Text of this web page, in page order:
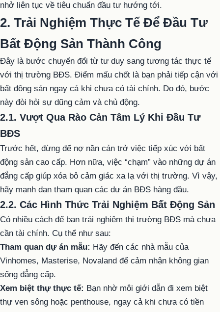
nhở liên tục về tiêu chuẩn đầu tư hướng tới.
2. Trải Nghiệm Thực Tế Để Đầu Tư
Bất Động Sản Thành Công
Đây là bước chuyển đổi từ tư duy sang tương tác thực tế
với thị trường BĐS. Điểm mấu chốt là bạn phải tiếp cận với
bất động sản ngay cả khi chưa có tài chính. Do đó, bước
này đòi hỏi sự dũng cảm và chủ động.
2.1. Vượt Qua Rào Cản Tâm Lý Khi Đầu Tư
BĐS
Trước hết, đừng để nợ nần cản trở việc tiếp xúc với bất
động sản cao cấp. Hơn nữa, việc “chạm” vào những dự án
đẳng cấp giúp xóa bỏ cảm giác xa lạ với thị trường. Vì vậy,
hãy mạnh dạn tham quan các dự án BĐS hàng đầu.
2.2. Các Hình Thức Trải Nghiệm Bất Động Sản
Có nhiều cách để bạn trải nghiệm thị trường BĐS mà chưa
cần tài chính. Cụ thể như sau:
Tham quan dự án mẫu: Hãy đến các nhà mẫu của
Vinhomes, Masterise, Novaland để cảm nhận không gian
sống đẳng cấp.
Xem biệt thự thực tế: Bạn nhờ môi giới dẫn đi xem biệt
thự ven sông hoặc penthouse, ngay cả khi chưa có tiền